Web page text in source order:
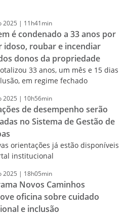
2025 | 11h41min
é condenado a 33 anos por
idoso, roubar e incendiar
donos da propriedade
33 anos, um mês e 15 dias
em regime fechado
2025 | 10h56min
de desempenho serão
no Sistema de Gestão de
orientações já estão disponíveis
institucional
2025 | 18h05min
Novos Caminhos
oficina sobre cuidado
e inclusão